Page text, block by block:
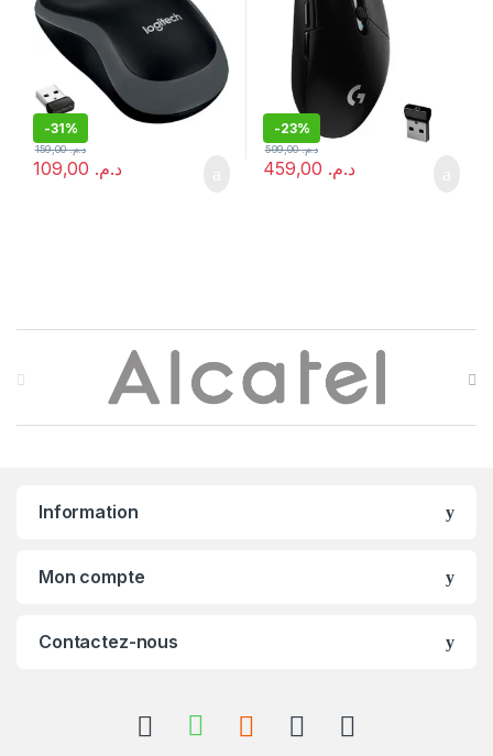
-31%
د.م.
د.م.159,00
-23%
د.م.
د.م.599,00
Information
Mon compte
Contactez-nous